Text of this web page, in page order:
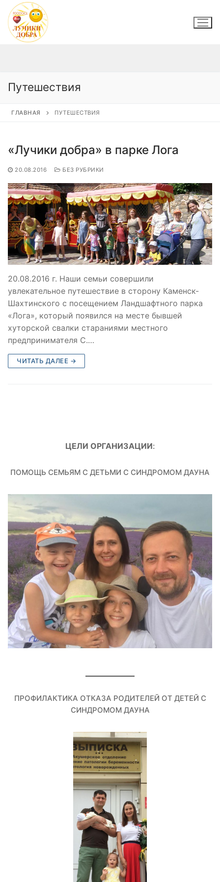
Перейти
содержимому
Путешествия
ГЛАВНАЯ ПУТЕШЕСТВИЯ
«Лучики добра» в парке Лога
20.08.2016 БЕЗ РУБРИКИ
20.08.2016 г. Наши семьи совершили
увлекательное путешествие в сторону Каменск-
Шахтинского с посещением Ландшафтного парка
«Лога», который появился на месте бывшей
хуторской свалки стараниями местного
предпринимателя С.…
ЧИТАТЬ ДАЛЕЕ →
ЦЕЛИ ОРГАНИЗАЦИИ:
ПОМОЩЬ СЕМЬЯМ С ДЕТЬМИ С СИНДРОМОМ ДАУНА
ПРОФИЛАКТИКА ОТКАЗА РОДИТЕЛЕЙ ОТ ДЕТЕЙ С
СИНДРОМОМ ДАУНА